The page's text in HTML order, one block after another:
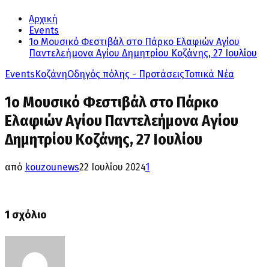
Αρχική
Events
1ο Μουσικό Φεστιβάλ στο Πάρκο Ελαφιών Αγίου
Παντελεήμονα Αγίου Δημητρίου Κοζάνης, 27 Ιουλίου
EventsΚοζάνηΟδηγός πόλης - ΠροτάσειςΤοπικά Νέα
1ο Μουσικό Φεστιβάλ στο Πάρκο
Ελαφιών Αγίου Παντελεήμονα Αγίου
Δημητρίου Κοζάνης, 27 Ιουλίου
από kouzounews22 Ιουλίου 20241
1 σχόλιο